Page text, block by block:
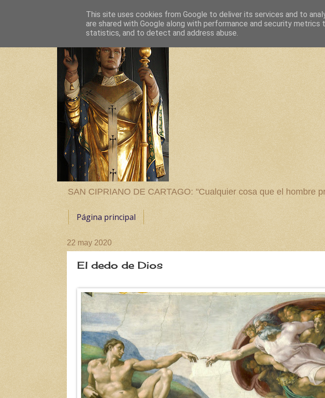
SAN CIPRIANO DE CARTAGO: "Cualquier cosa que el hombre
Página principal
22 may 2020
El dedo de Dios
This site uses cookies from Google to deliver its services and to
are shared with Google along with performance and security
statistics, and to detect and address abuse.